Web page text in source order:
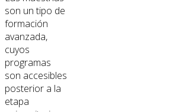
son un tipo de
formación
avanzada,
cuyos
programas
son accesibles
posterior a la
etapa